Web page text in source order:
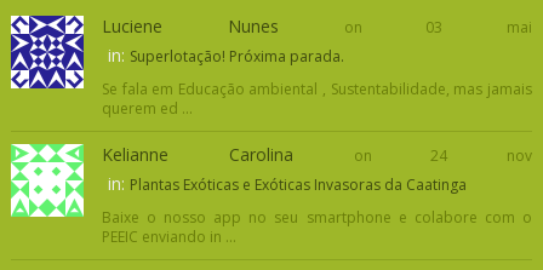
Luciene Nunes on 03 mai
in: Superlotação! Próxima parada.
Se fala em Educação ambiental , Sustentabilidade, mas jamais
querem ed ...
Kelianne Carolina on 24 nov
in: Plantas Exóticas e Exóticas Invasoras da Caatinga
Baixe o nosso app no seu smartphone e colabore com o
PEEIC enviando in ...